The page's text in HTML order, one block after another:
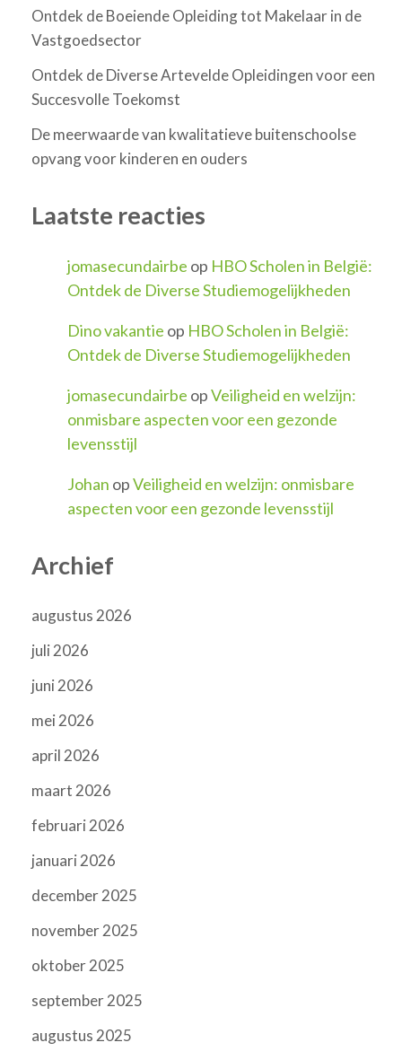
Ontdek de Boeiende Opleiding tot Makelaar in de
Vastgoedsector
Ontdek de Diverse Artevelde Opleidingen voor een
Succesvolle Toekomst
De meerwaarde van kwalitatieve buitenschoolse
opvang voor kinderen en ouders
Laatste reacties
jomasecundairbe op HBO Scholen in België:
Ontdek de Diverse Studiemogelijkheden
Dino vakantie op HBO Scholen in België:
Ontdek de Diverse Studiemogelijkheden
jomasecundairbe opVeiligheid en welzijn:
onmisbare aspecten voor een gezonde
levensstijl
Johan opVeiligheid en welzijn: onmisbare
aspecten voor een gezonde levensstijl
Archief
augustus 2026
juli 2026
juni 2026
mei 2026
april 2026
maart 2026
februari 2026
januari 2026
december 2025
november 2025
oktober 2025
september 2025
augustus 2025